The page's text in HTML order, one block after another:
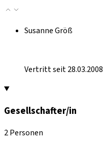
Susanne Größ
Vertritt seit 28.03.2008
Gesellschafter/in
2 Personen